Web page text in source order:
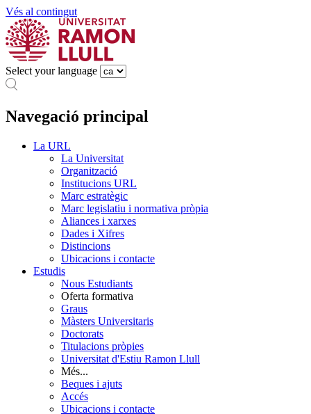
Vés al contingut
Select your language
Navegació principal
La URL
La Universitat
Organització
Institucions URL
Marc estratègic
Marc legislatiu i normativa pròpia
Aliances i xarxes
Dades i Xifres
Distincions
Ubicacions i contacte
Estudis
Nous Estudiants
Oferta formativa
Graus
Màsters Universitaris
Doctorats
Titulacions pròpies
Universitat d'Estiu Ramon Llull
Més...
Beques i ajuts
Accés
Ubicacions i contacte